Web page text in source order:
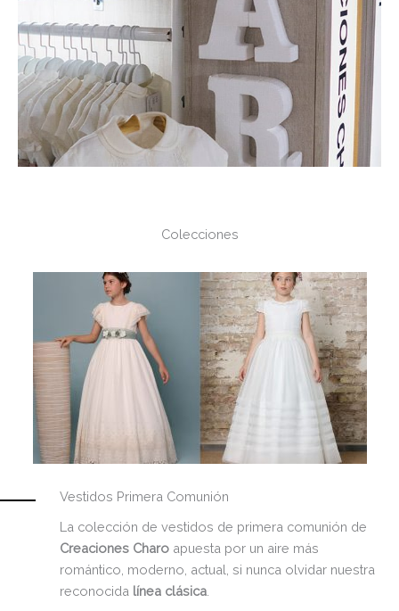
Colecciones
Vestidos Primera Comunión
La colección de vestidos de primera comunión de
Creaciones Charo apuesta por un aire más
romántico, moderno, actual, si nunca olvidar nuestra
reconocida línea clásica